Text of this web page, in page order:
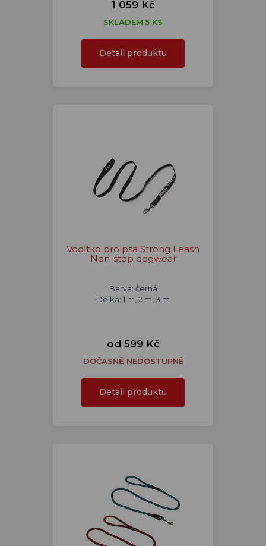
1 059 Kč
SKLADEM 5 KS
Detail produktu
Vodítko pro psa Strong Leash
Non-stop dogwear
Barva: černá
Délka: 1 m, 2 m, 3 m
od 599 Kč
DOČASNĚ NEDOSTUPNÉ
Detail produktu